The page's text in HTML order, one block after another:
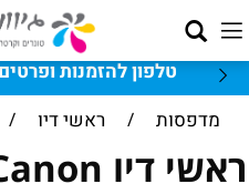
להזמנות ופרטים נוספים 03-5101636
מדפסות / ראשי דיו /
ראשי דיו Canon